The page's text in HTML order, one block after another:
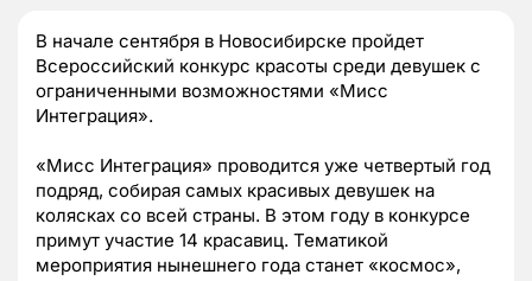
В начале сентября в Новосибирске пройдет
Всероссийский конкурс красоты среди девушек с
ограниченными возможностями «Мисс
Интеграция».
«Мисс Интеграция» проводится уже четвертый год
подряд, собирая самых красивых девушек на
колясках со всей страны. В этом году в конкурсе
примут участие 14 красавиц. Тематикой
мероприятия нынешнего года станет «космос»,